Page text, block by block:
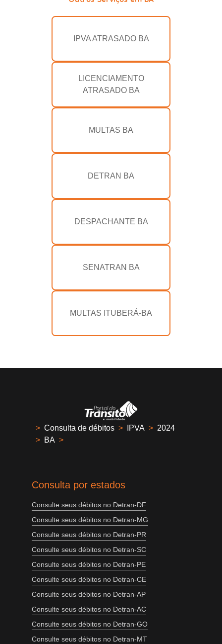
IPVA ATRASADO BA
LICENCIAMENTO
ATRASADO BA
MULTAS BA
DETRAN BA
DESPACHANTE BA
SENATRAN BA
MULTAS ITUBERÁ-BA
> Consulta de débitos > IPVA > 2024
> BA >
Consulta por estados
Consulte seus débitos no Detran-DF
Consulte seus débitos no Detran-MG
Consulte seus débitos no Detran-PR
Consulte seus débitos no Detran-SC
Consulte seus débitos no Detran-PE
Consulte seus débitos no Detran-CE
Consulte seus débitos no Detran-AP
Consulte seus débitos no Detran-AC
Consulte seus débitos no Detran-GO
Consulte seus débitos no Detran-MT